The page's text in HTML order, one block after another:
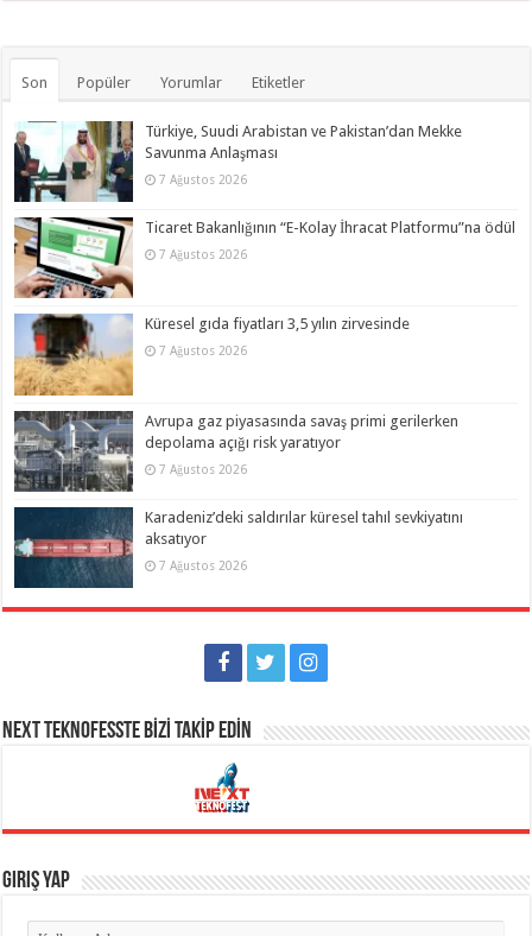
Son Popüler Yorumlar Etiketler
Türkiye, Suudi Arabistan ve Pakistan’dan Mekke
Savunma Anlaşması
7 Ağustos 2026
Ticaret Bakanlığının “E-Kolay İhracat Platformu”na ödül
7 Ağustos 2026
Küresel gıda fiyatları 3,5 yılın zirvesinde
7 Ağustos 2026
Avrupa gaz piyasasında savaş primi gerilerken
depolama açığı risk yaratıyor
7 Ağustos 2026
Karadeniz’deki saldırılar küresel tahıl sevkiyatını
aksatıyor
7 Ağustos 2026
NEXT TEKNOFESSTE BİZİ TAKİP EDİN
Giriş Yap